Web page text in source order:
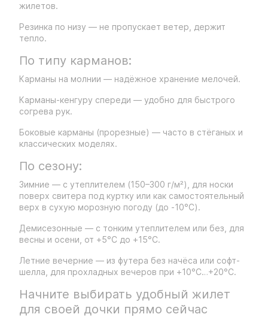
жилетов.
Резинка по низу — не пропускает ветер, держит
тепло.
По типу карманов:
Карманы на молнии — надёжное хранение мелочей.
Карманы-кенгуру спереди — удобно для быстрого
согрева рук.
Боковые карманы (прорезные) — часто в стёганых и
классических моделях.
По сезону:
Зимние — с утеплителем (150–300 г/м²), для носки
поверх свитера под куртку или как самостоятельный
верх в сухую морозную погоду (до -10°C).
Демисезонные — с тонким утеплителем или без, для
весны и осени, от +5°C до +15°C.
Летние вечерние — из футера без начёса или софт-
шелла, для прохладных вечеров при +10°C…+20°C.
Начните выбирать удобный жилет
для своей дочки прямо сейчас